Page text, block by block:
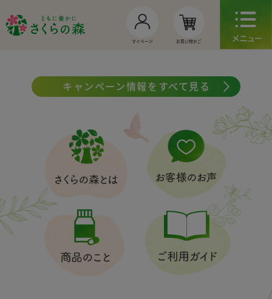
マイページ お買い物かご
キャンペーン情報をすべて見る